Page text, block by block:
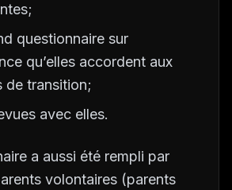
questionnaire sur
qu’elles accordent aux
de transition;
avec elles.
a aussi été rempli par
volontaires (parents